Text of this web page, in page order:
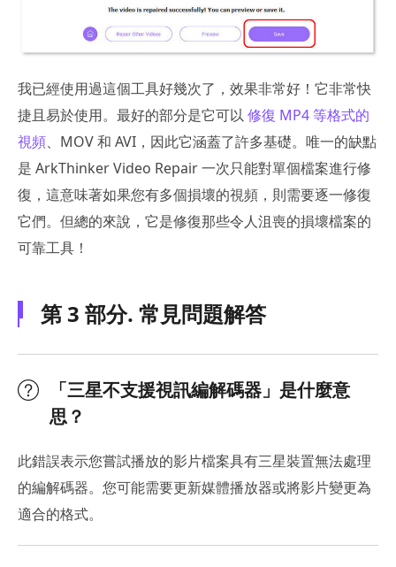
我已經使用過這個工具好幾次了，效果非常好！它非常快
捷且易於使用。最好的部分是它可以 修復 MP4 等格式的
視頻、MOV 和 AVI，因此它涵蓋了許多基礎。唯一的缺點
是 ArkThinker Video Repair 一次只能對單個檔案進行修
復，這意味著如果您有多個損壞的視頻，則需要逐一修復
它們。但總的來說，它是修復那些令人沮喪的損壞檔案的
可靠工具！
第 3 部分. 常見問題解答
「三星不支援視訊編解碼器」是什麼意
思？
此錯誤表示您嘗試播放的影片檔案具有三星裝置無法處理
的編解碼器。您可能需要更新媒體播放器或將影片變更為
適合的格式。